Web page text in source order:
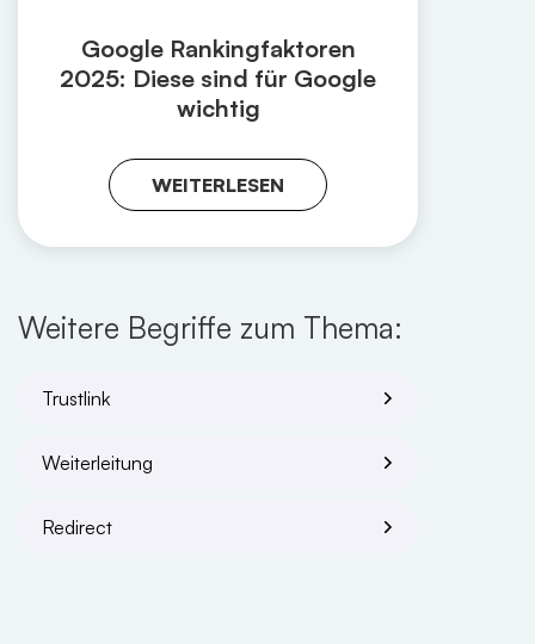
Google Rankingfaktoren
2025: Diese sind für Google
wichtig
WEITERLESEN
Weitere Begriffe zum Thema:
Trustlink
Weiterleitung
Redirect